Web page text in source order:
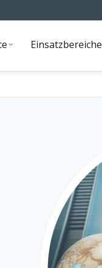
Einsatzbereiche